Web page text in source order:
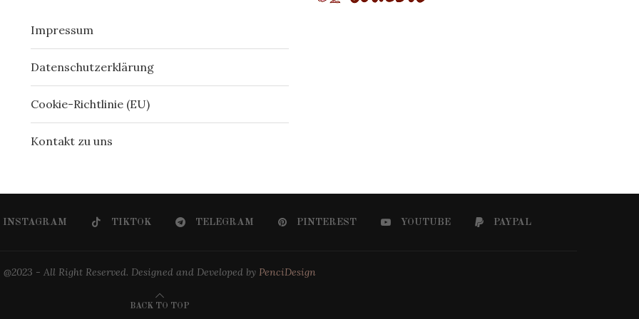
Impressum
Datenschutzerklärung
Cookie-Richtlinie (EU)
Kontakt zu uns
INSTAGRAM TIKTOK TELEGRAM PINTEREST YOUTUBE PAYPAL
@2023 - All Right Reserved. Designed and Developed by PenciDesign
BACK TO TOP